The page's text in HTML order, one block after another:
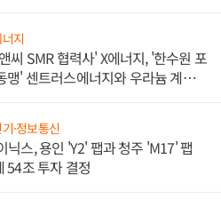
지
씨 SMR 협력사' X에너지, '한수원 포
맹' 센트러스에너지와 우라늄 계약
·정보통신
닉스, 용인 'Y2' 팹과 청주 'M17' 팹
54조 투자 결정